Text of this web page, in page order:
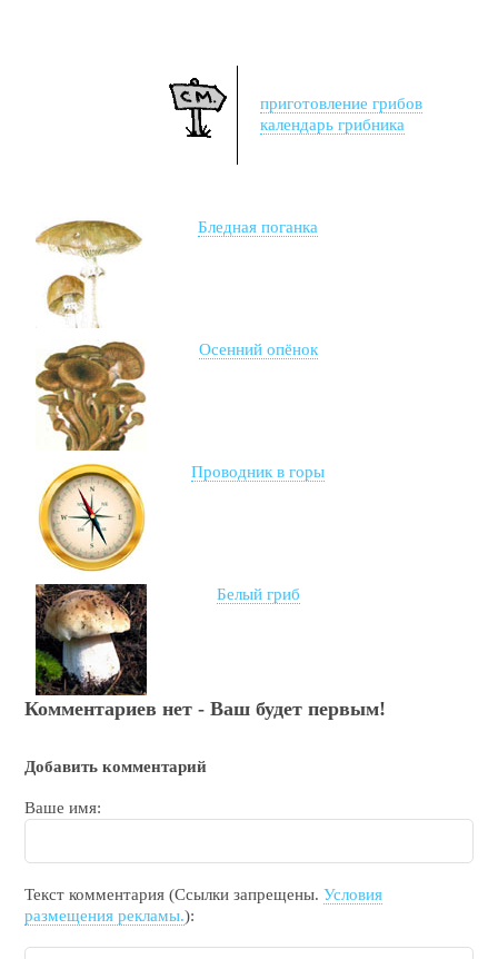
приготовление грибов
календарь грибника
Бледная поганка
Осенний опёнок
Проводник в горы
Белый гриб
Комментариев нет - Ваш будет первым!
Добавить комментарий
Ваше имя:
Текст комментария (Ссылки запрещены.Условия
размещения рекламы.):